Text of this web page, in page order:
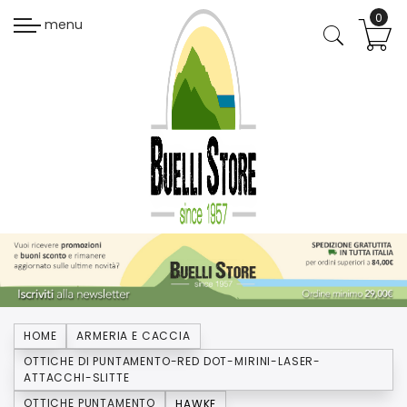
menu
HOME
ARMERIA E CACCIA
OTTICHE DI PUNTAMENTO-RED DOT-MIRINI-LASER-
ATTACCHI-SLITTE
OTTICHE PUNTAMENTO
HAWKE